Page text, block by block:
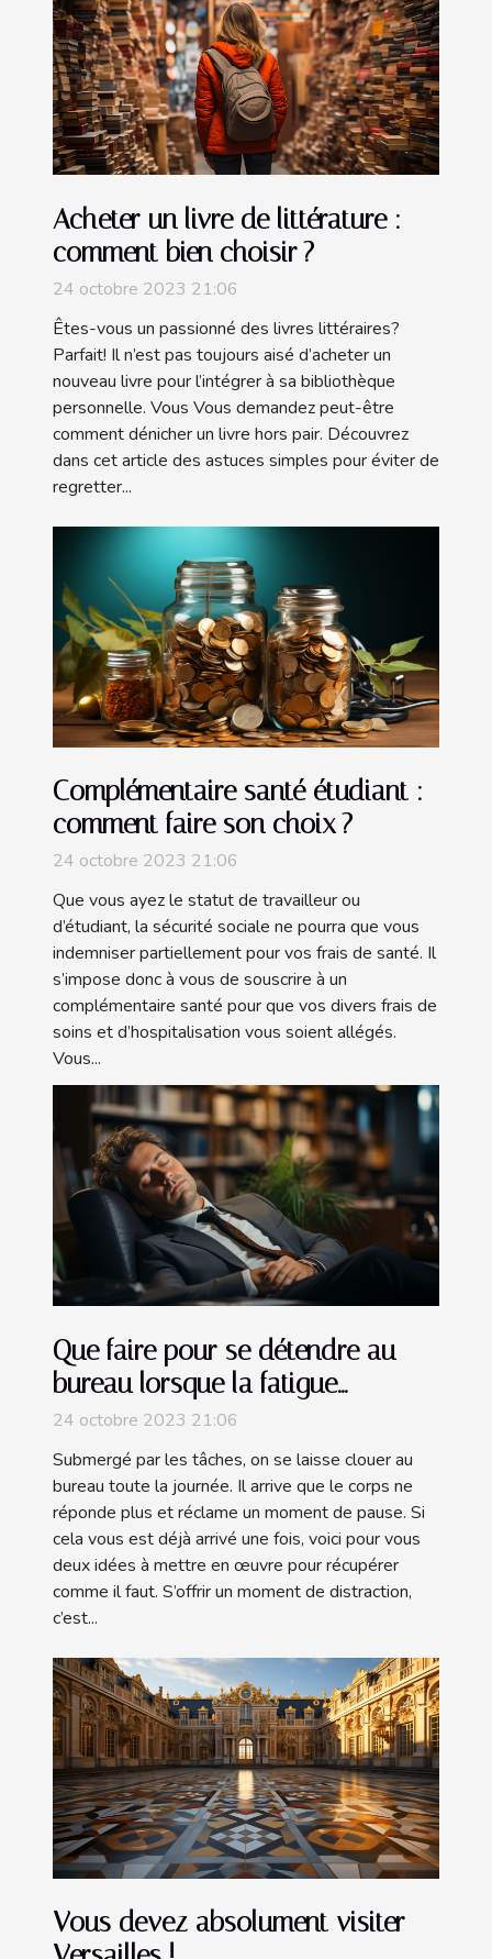
Acheter un livre de littérature :
comment bien choisir ?
24 octobre 2023 21:06
Êtes-vous un passionné des livres littéraires?
Parfait! Il n’est pas toujours aisé d’acheter un
nouveau livre pour l’intégrer à sa bibliothèque
personnelle. Vous Vous demandez peut-être
comment dénicher un livre hors pair. Découvrez
dans cet article des astuces simples pour éviter de
regretter...
Complémentaire santé étudiant :
comment faire son choix ?
24 octobre 2023 21:06
Que vous ayez le statut de travailleur ou
d’étudiant, la sécurité sociale ne pourra que vous
indemniser partiellement pour vos frais de santé. Il
s’impose donc à vous de souscrire à un
complémentaire santé pour que vos divers frais de
soins et d’hospitalisation vous soient allégés.
Vous...
Que faire pour se détendre au
bureau lorsque la fatigue
s’installe ?
24 octobre 2023 21:06
Submergé par les tâches, on se laisse clouer au
bureau toute la journée. Il arrive que le corps ne
réponde plus et réclame un moment de pause. Si
cela vous est déjà arrivé une fois, voici pour vous
deux idées à mettre en œuvre pour récupérer
comme il faut. S’offrir un moment de distraction,
c’est...
Vous devez absolument visiter